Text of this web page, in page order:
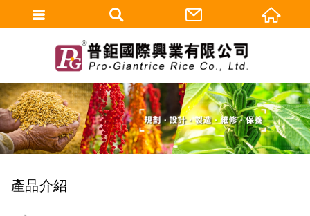
產品介紹